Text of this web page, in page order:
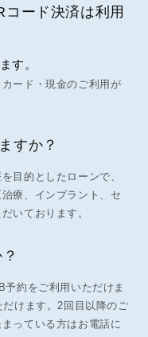
ード決済は利用
す。
ード・現金のご利用が
すか？
目的としたローンで、
療、インプラント、セ
いております。
約をご利用いただけま
けます。2回目以降のご
っている方はお電話に